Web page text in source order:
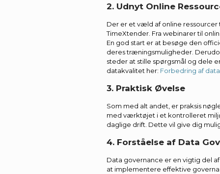
2. Udnyt Online
Der er et væld af online
TimeXtender. Fra webinarer til
En god start er at besøge den
deres træningsmuligheder.
steder at stille spørgsmål og dele
datakvalitet her: Forbedring af
3. Praktisk Øvelse
Som med alt andet, er praksis
med værktøjet i et kontrolleret
daglige drift. Dette vil give dig
4. Forståelse af Data
Data governance er en vigtig del
at implementere effektive